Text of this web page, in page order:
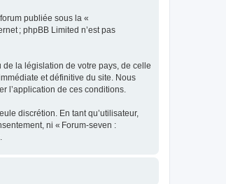
publiée sous la «
; phpBB Limited n’est pas
la législation de votre pays, de celle
et définitive du site. Nous
l’application de ces conditions.
discrétion. En tant qu’utilisateur,
ni « Forum-seven :